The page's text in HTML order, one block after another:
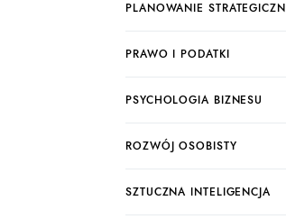
PLANOWANIE STRATEGICZNE
PRAWO I PODATKI
PSYCHOLOGIA BIZNESU
ROZWÓJ OSOBISTY
SZTUCZNA INTELIGENCJA